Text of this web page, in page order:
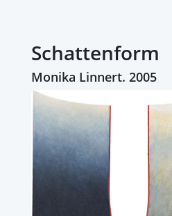
Schattenform
Monika Linnert. 2005